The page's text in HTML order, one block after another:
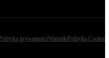
Polityka prywatnościWarunki Polityka Cookie